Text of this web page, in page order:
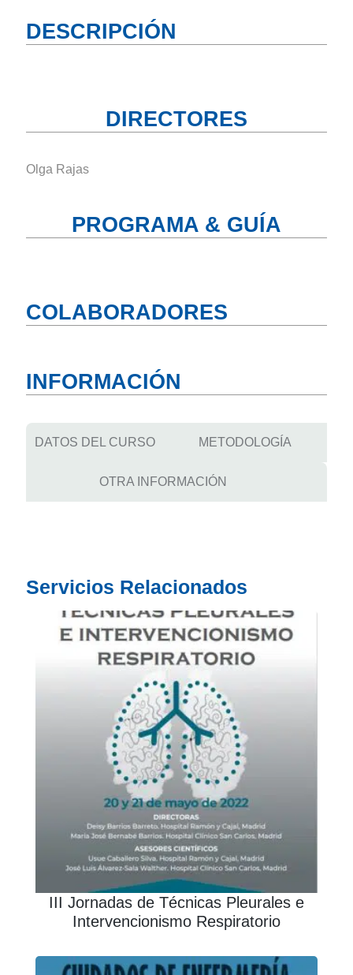
DESCRIPCIÓN
DIRECTORES
Olga Rajas
PROGRAMA & GUÍA
COLABORADORES
INFORMACIÓN
DATOS DEL CURSO METODOLOGÍA
OTRA INFORMACIÓN
Servicios Relacionados
III Jornadas de Técnicas Pleurales e
Intervencionismo Respiratorio